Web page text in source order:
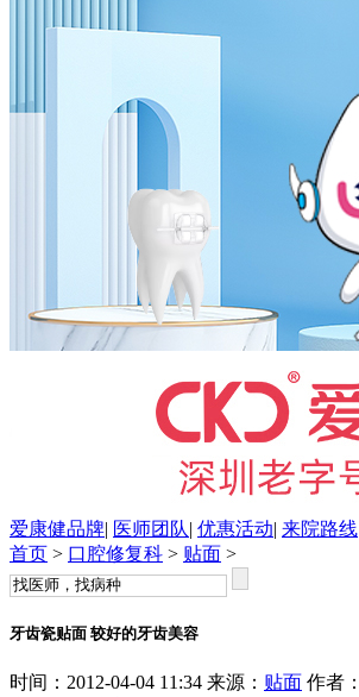
爱康健品牌| 医师团队| 优惠活动| 来院路线
首页 > 口腔修复科 > 贴面 >
牙齿瓷贴面 较好的牙齿美容
时间：2012-04-04 11:34 来源： 贴面 作者：